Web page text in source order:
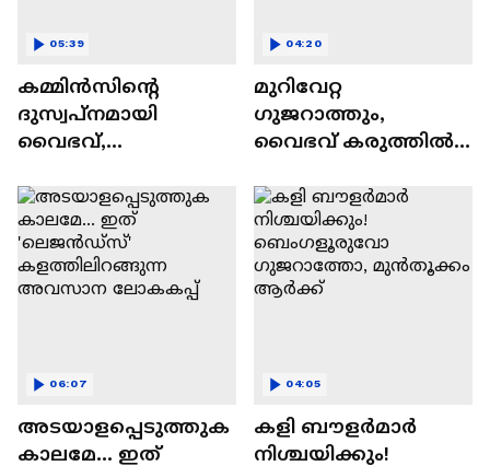
കമ്മിൻസിന്റെ
ദുസ്വപ്നമായി
വൈഭവ്,
ഒറ്റയ്ക്ക് തൂക്കിയ
അത്ഭുതപ്പിറവി
05:39
മുറിവേറ്റ
ഗുജറാത്തും,
വൈഭവ് കരുത്തില്‍
മുൻതൂക്കം ആർക്ക്?
04:20
അടയാളപ്പെടുത്തുക
കാലമേ... ഇത്
06:07
കളി ബൗളര്‍മാര്‍
നിശ്ചയിക്കും!
04:05